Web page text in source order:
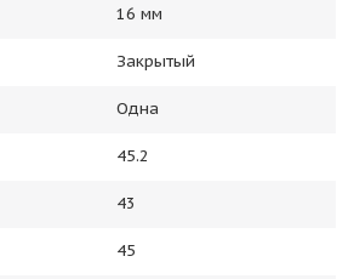
16 мм
Закрытый
Одна
45.2
43
45